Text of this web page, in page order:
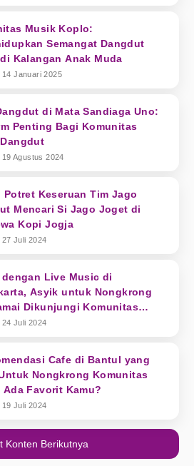
Musik Koplo:
Semangat Dangdut
Kalangan Anak Muda
14 Januari 2025
di Mata Sandiaga Uno:
Penting Bagi Komunitas
19 Agustus 2024
Potret Keseruan Tim Jago
Mencari Si Jago Joget di
Kopi Jogja
27 Juli 2024
dengan Live Music di
Asyik untuk Nongkrong
Dikunjungi Komunitas
24 Juli 2024
Cafe di Bantul yang
Nongkrong Komunitas
Ada Favorit Kamu?
19 Juli 2024
Konten Berikutnya